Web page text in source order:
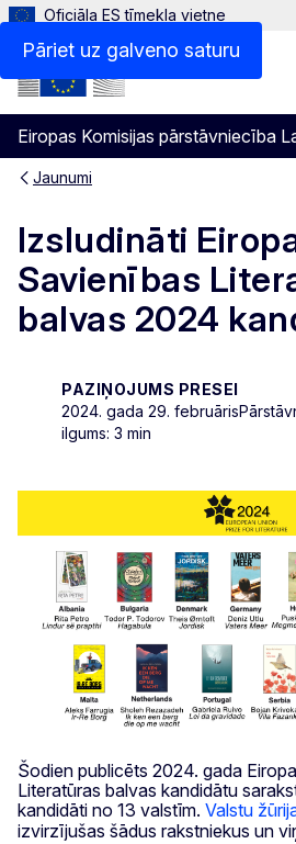
Pāriet uz galveno saturu
Oficiāla ES tīmekļa vietne
Eiropas Komisijas pārstāvniecība
Menu
Jaunumi
Izsludināti
Savienības
balvas 2024
PAZIŅOJUMS PRESEI
2024. gada 29. februāris
ilgums: 3 min
Šodien publicēts 2024. gada
Literatūras balvas kandidātu
kandidāti no 13 valstīm. Valstu
izvirzījušas šādus rakstniekus un